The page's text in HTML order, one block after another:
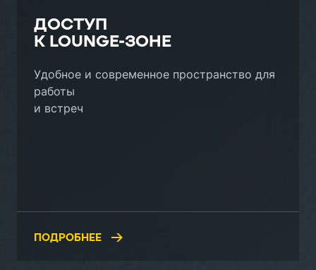
ДОСТУП
К LOUNGE-ЗОНЕ
Удобное и современное пространство для
работы
и встреч
ПОДРОБНЕЕ